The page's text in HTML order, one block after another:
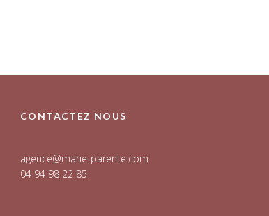
CONTACTEZ NOUS
agence@marie-parente.com
04 94 98 22 85